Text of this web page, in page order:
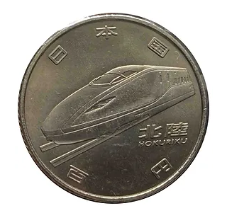
Si cancela alguna parte o partes de su
pedido consecutivamente, podremos
negarnos a hacer negocios con usted
en el futuro.
Por favor, considere cuidadosamente
los productos y condiciones antes de
realizar su pedido y tomar su decisión.
Agradecemos su comprensión y
cooperación. Su satisfacción es nuestra
prioridad y haremos todo lo posible
para brindarle una excelente
experiencia de compra.